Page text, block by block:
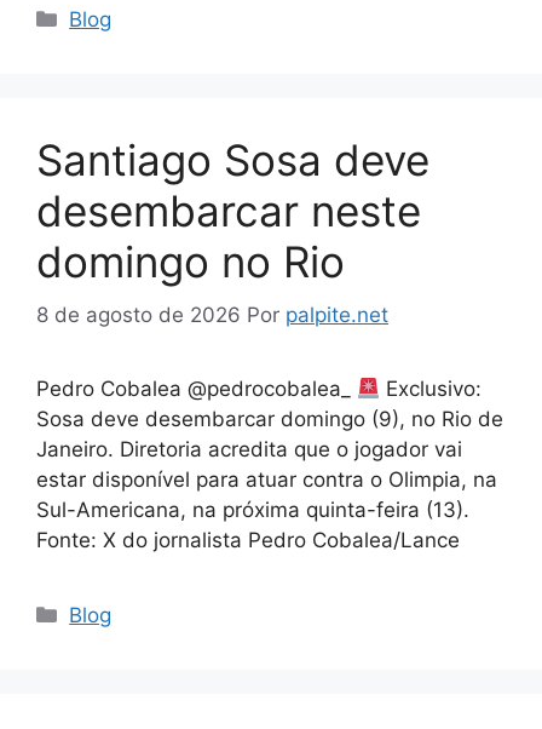
Categorias
Blog
Santiago Sosa deve
desembarcar neste
domingo no Rio
8 de agosto de 2026 Por palpite.net
Pedro Cobalea @pedrocobalea_
Exclusivo:
Sosa deve desembarcar domingo (9), no Rio de
Janeiro. Diretoria acredita que o jogador vai
estar disponível para atuar contra o Olimpia, na
Sul-Americana, na próxima quinta-feira (13).
Fonte: X do jornalista Pedro Cobalea/Lance
Categorias
Blog